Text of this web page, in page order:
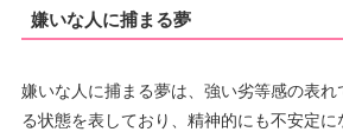
嫌いな人に捕まる夢
嫌いな人に捕まる夢は、強い劣等感の表
る状態を表しており、精神的にも不安定に